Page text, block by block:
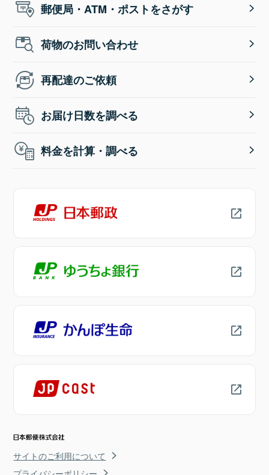
郵便局・ATM・ポストをさがす
荷物のお問い合わせ
再配達のご依頼
お届け日数を調べる
料金を計算・調べる
サイトのご利用について